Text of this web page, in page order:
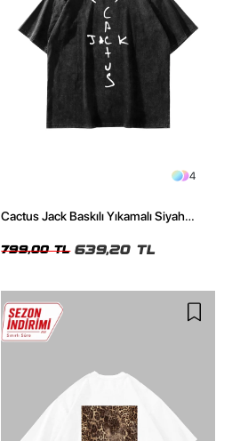
4
Cactus Jack Baskılı Yıkamalı Siyah
799,00 TL 639,20 TL